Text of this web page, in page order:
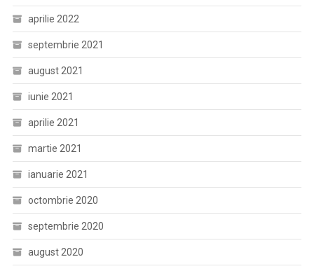
aprilie 2022
septembrie 2021
august 2021
iunie 2021
aprilie 2021
martie 2021
ianuarie 2021
octombrie 2020
septembrie 2020
august 2020